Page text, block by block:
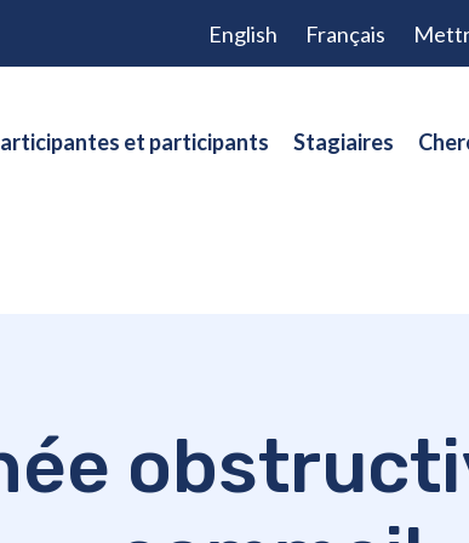
English Français
et participants Stagiaires